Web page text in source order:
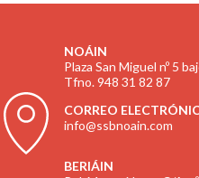
NOÁIN
Plaza San Miguel nº 5
Tfno. 948 31 82 87
CORREO
info@ssbnoain.com
BERIÁIN